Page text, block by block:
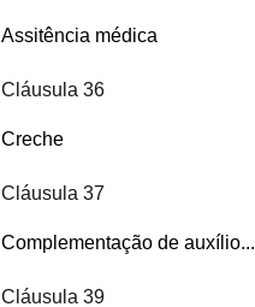
Assitência médica
Cláusula 36
Creche
Cláusula 37
Complementação de auxílio...
Cláusula 39